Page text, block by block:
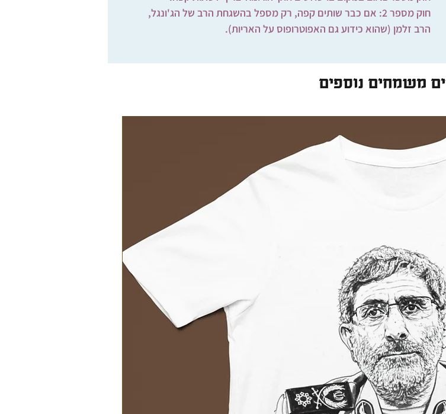
חוק מספר 2: אם כבר שותים קפה, רק מספל בהשגחת הרב של הג'ונגל,
הרב זלמן (שהוא כידוע גם האפוטרופוס על האריות).
משמחים נוספים